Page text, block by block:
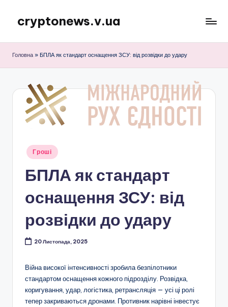
Перейти
вмісту
cryptonews.v.ua
криптовалют,
курси,
прогнози
гайди.
Головна » БПЛА як стандарт оснащення ЗСУ: від розвідки до удару
Опубліковано
Гроші
БПЛА як стандарт
оснащення ЗСУ: від
розвідки до удару
20 Листопада, 2025
Війна високої інтенсивності зробила безпілотники
стандартом оснащення кожного підрозділу. Розвідка,
коригування, удар, логістика, ретрансляція — усі ці ролі
тепер закриваються дронами. Противник нарівні інвестує